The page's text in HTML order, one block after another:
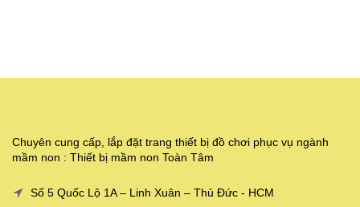
Chuyên cung cấp, lắp đặt trang thiết bị đồ chơi phục vụ ngành
mầm non : Thiết bị mầm non Toàn Tâm
Số 5 Quốc Lộ 1A – Linh Xuân – Thủ Đức - HCM